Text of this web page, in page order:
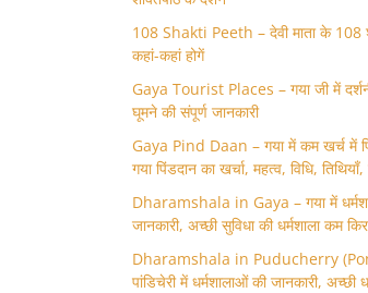
108 Shakti Peeth – देवी माता के 108
कहां-कहां होगें
Gaya Tourist Places – गया जी में
घूमने की संपूर्ण जानकारी
Gaya Pind Daan – गया में कम खर्च में
गया पिंडदान का खर्चा, महत्व, विधि,
Dharamshala in Gaya – गया में
जानकारी, अच्छी सुविधा की धर्मशाला कम
Dharamshala in Puducherry
पांडिचेरी में धर्मशालाओं की जानकारी, अच्छी